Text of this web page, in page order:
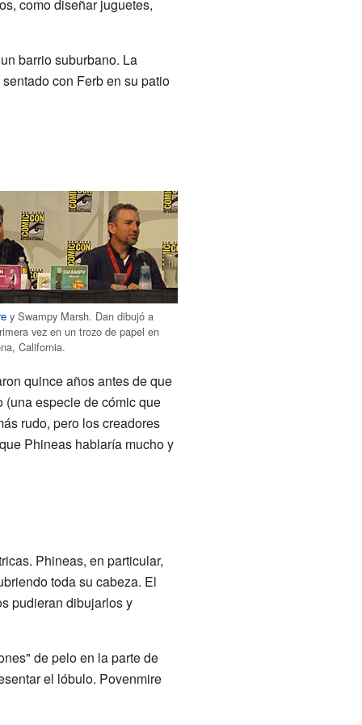
como diseñar juguetes,
barrio suburbano. La
con Ferb en su patio
y Swampy Marsh. Dan dibujó a
vez en un trozo de papel en
California.
quince años antes de que
especie de cómic que
rudo, pero los creadores
Phineas hablaría mucho y
Phineas, en particular,
toda su cabeza. El
pudieran dibujarlos y
de pelo en la parte de
el lóbulo. Povenmire